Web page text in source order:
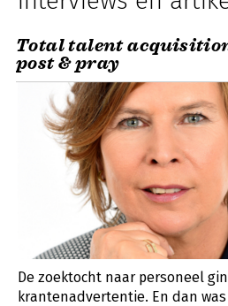
Total talent
post & pray
De zoektocht naar personeel
krantenadvertentie. En dan